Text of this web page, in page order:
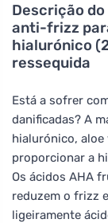
Descrição
anti-frizz
hialurónico
ressequida
Está a sofrer
danificadas? A
hialurónico, aloe
proporcionar a
Os ácidos AHA
reduzem o frizz
ligeiramente